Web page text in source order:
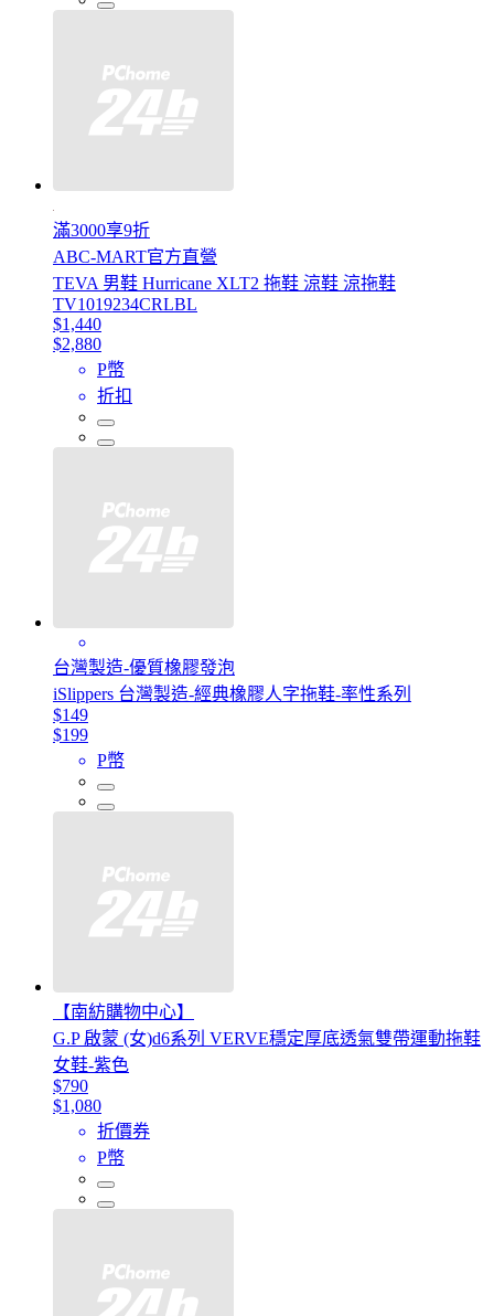
滿3000享9折
ABC-MART官方直營
TEVA 男鞋 Hurricane XLT2 拖鞋 涼鞋 涼拖鞋
TV1019234CRLBL
$1,440
$2,880
P幣
折扣
台灣製造-優質橡膠發泡
iSlippers 台灣製造-經典橡膠人字拖鞋-率性系列
$149
$199
P幣
【南紡購物中心】
G.P 啟蒙 (女)d6系列 VERVE穩定厚底透氣雙帶運動拖鞋
女鞋-紫色
$790
$1,080
折價券
P幣